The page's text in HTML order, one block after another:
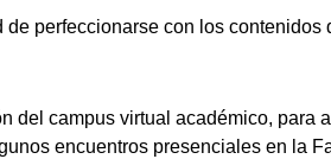
perfeccionarse con los contenidos
del campus virtual académico, para
encuentros presenciales en la